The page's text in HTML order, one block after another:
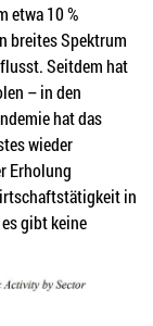
etwa 10 %
breites Spektrum
Seitdem hat
– in den
hat das
wieder
Erholung
in
gibt keine